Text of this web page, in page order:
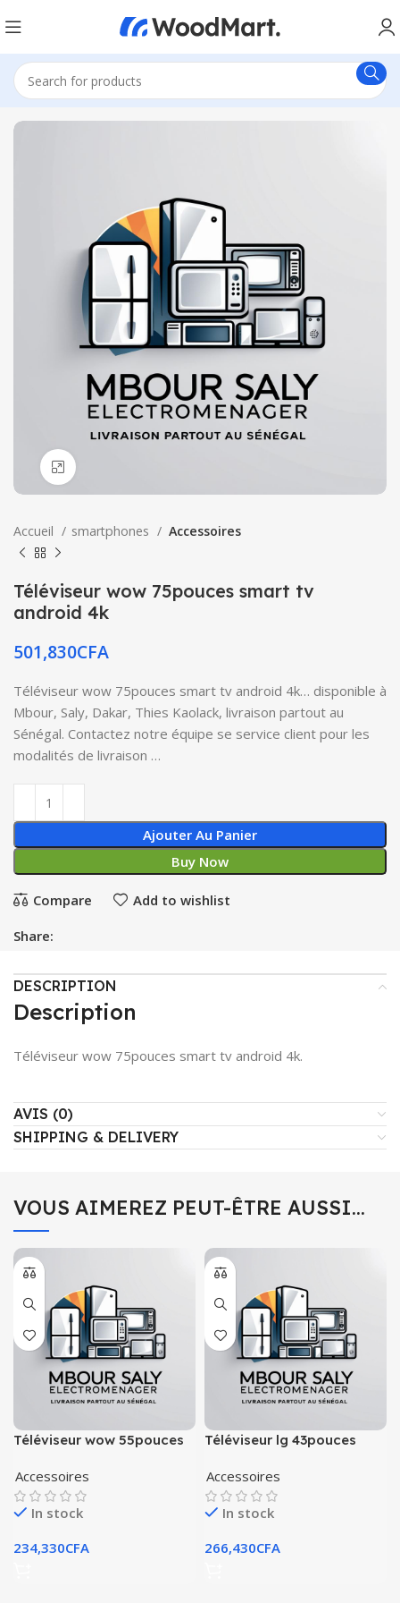
Accueil smartphones Accessoires
Téléviseur wow 75pouces smart tv
android 4k
501,830CFA
Téléviseur wow 75pouces smart tv android 4k… disponible à
Mbour, Saly, Dakar, Thies Kaolack, livraison partout au
Sénégal. Contactez notre équipe se service client pour les
modalités de livraison …
Ajouter Au Panier
Buy Now
Compare Add to wishlist
Share:
DESCRIPTION
Description
Téléviseur wow 75pouces smart tv android 4k.
AVIS (0)
SHIPPING & DELIVERY
VOUS AIMEREZ PEUT-ÊTRE AUSSI…
Téléviseur wow 55pouces
Accessoires
In stock
234,330CFA
Téléviseur lg 43pouces
Accessoires
In stock
266,430CFA